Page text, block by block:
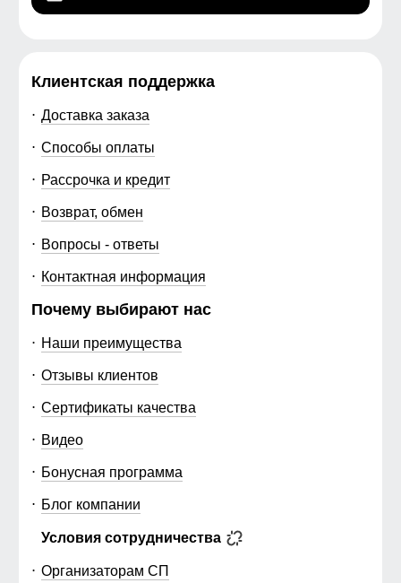
Клиентская поддержка
Доставка заказа
Способы оплаты
Рассрочка и кредит
Возврат, обмен
Вопросы - ответы
Контактная информация
Почему выбирают нас
Наши преимущества
Отзывы клиентов
Сертификаты качества
Видео
Бонусная программа
Блог компании
Условия сотрудничества
Организаторам СП